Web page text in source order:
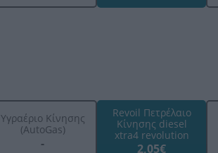
Υγραέριο Κίνησης
(AutoGas)
-
Revoil Πετρέλαιο
Κίνησης diesel
xtra4 revolution
2,05€